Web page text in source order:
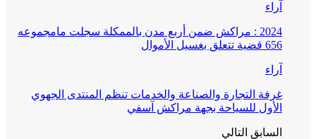
آراء
2024 : مراكش ضمن أربع مدن بالممكلة سجلت مامجموعه
656 قضية تتعلق بغسيل الأموال
آراء
غرفة التجارة والصناعة والخدمات تنظم المنتدى الجهوي
الأول للسياحة بجهة مراكش آسفي
السابق التالي